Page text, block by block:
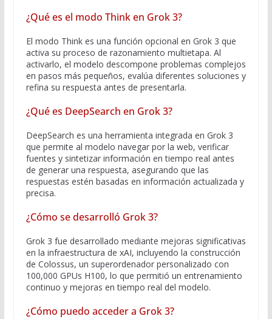
¿Qué es el modo Think en Grok 3?
El modo Think es una función opcional en Grok 3 que
activa su proceso de razonamiento multietapa. Al
activarlo, el modelo descompone problemas complejos
en pasos más pequeños, evalúa diferentes soluciones y
refina su respuesta antes de presentarla.
¿Qué es DeepSearch en Grok 3?
DeepSearch es una herramienta integrada en Grok 3
que permite al modelo navegar por la web, verificar
fuentes y sintetizar información en tiempo real antes
de generar una respuesta, asegurando que las
respuestas estén basadas en información actualizada y
precisa.
¿Cómo se desarrolló Grok 3?
Grok 3 fue desarrollado mediante mejoras significativas
en la infraestructura de xAI, incluyendo la construcción
de Colossus, un superordenador personalizado con
100,000 GPUs H100, lo que permitió un entrenamiento
continuo y mejoras en tiempo real del modelo.
¿Cómo puedo acceder a Grok 3?